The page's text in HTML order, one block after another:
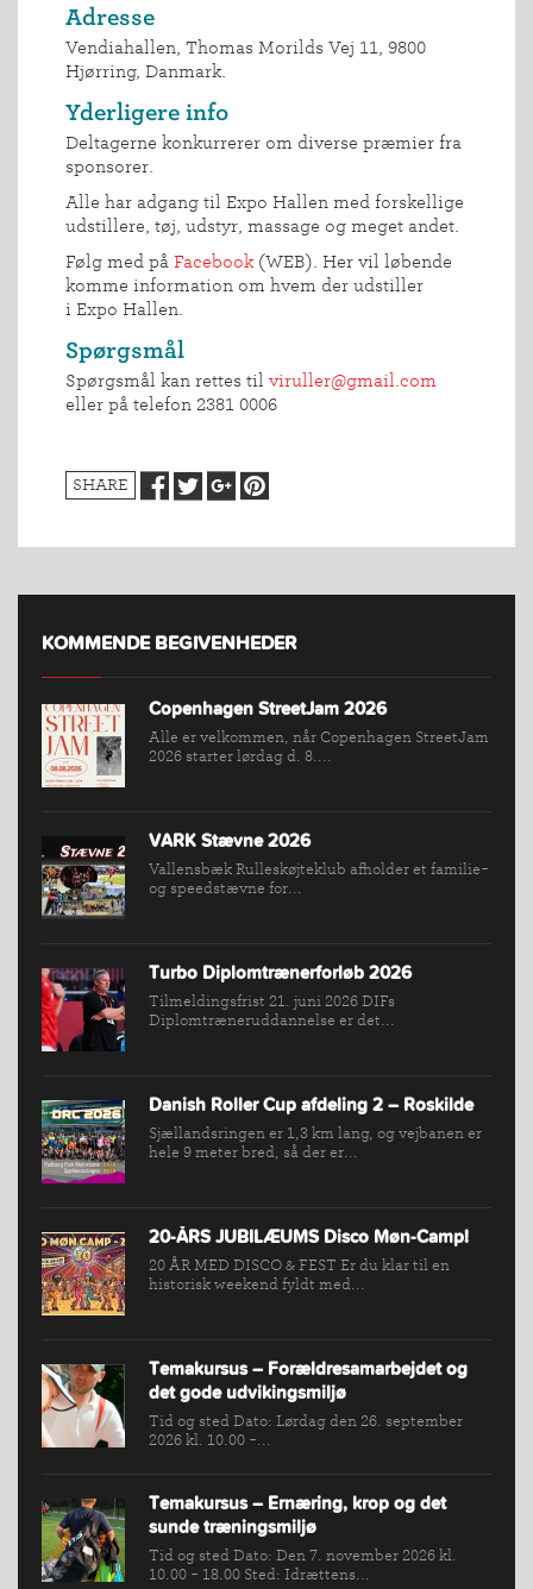
INDMELDELSE
NYHEDER
SPORTSGRENE
FORBUNDET
VÆRKTØJSKASSEN
KONKURRENCER
Adresse
Vendiahallen, Thomas Morilds Vej 11, 9800
Hjørring, Danmark.
Yderligere info
Deltagerne konkurrerer om diverse præmier fra
sponsorer.
Alle har adgang til Expo Hallen med forskellige
udstillere, tøj, udstyr, massage og meget andet.
Følg med på Facebook (WEB). Her vil løbende
komme information om hvem der udstiller
i Expo Hallen.
Spørgsmål
Spørgsmål kan rettes til viruller@gmail.com
eller på telefon 2381 0006
SHARE
KOMMENDE BEGIVENHEDER
Copenhagen StreetJam 2026
Alle er velkommen, når Copenhagen StreetJam
2026 starter lørdag d. 8....
VARK Stævne 2026
Vallensbæk Rulleskøjteklub afholder et familie-
og speedstævne for...
Turbo Diplomtrænerforløb 2026
Tilmeldingsfrist 21. juni 2026 DIFs
Diplomtræneruddannelse er det...
Danish Roller Cup afdeling 2 – Roskilde
Sjællandsringen er 1,3 km lang, og vejbanen er
hele 9 meter bred, så der er...
20-ÅRS JUBILÆUMS Disco Møn-Camp!
20 ÅR MED DISCO & FEST Er du klar til en
historisk weekend fyldt med...
Temakursus – Forældresamarbejdet og
det gode udvikingsmiljø
Tid og sted Dato: Lørdag den 26. september
2026 kl. 10.00 -...
Temakursus – Ernæring, krop og det
sunde træningsmiljø
Tid og sted Dato: Den 7. november 2026 kl.
10.00 - 18.00 Sted: Idrættens...